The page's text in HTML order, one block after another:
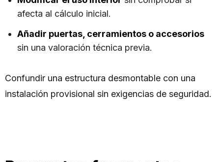
afecta al cálculo inicial.
Añadir puertas, cerramientos o accesorios
sin una valoración técnica previa.
Confundir una estructura desmontable con una
instalación provisional sin exigencias de seguridad.